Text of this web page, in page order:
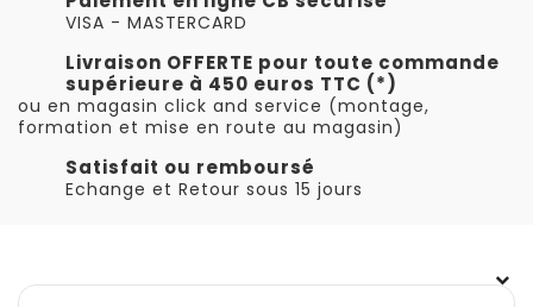
VISA - MASTERCARD
Livraison OFFERTE pour toute commande
supérieure à 450 euros TTC (*)
ou en magasin click and service (montage,
formation et mise en route au magasin)
Satisfait ou remboursé
Echange et Retour sous 15 jours